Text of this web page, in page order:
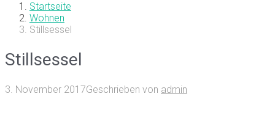
Startseite
Wohnen
Stillsessel
Stillsessel
3. November 2017Geschrieben von admin